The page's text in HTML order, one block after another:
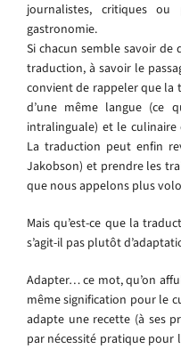
journalistes, critiques
gastronomie.
Si chacun semble savoir
traduction, à savoir le
convient de rappeler que la
d’une même langue (ce
intralinguale) et le
La traduction peut enfin
Jakobson) et prendre les
que nous appelons plus
Mais qu’est-ce que la
s’agit-il pas plutôt
Adapter… ce mot, qu’on
même signification pour le
adapte une recette (à ses
par nécessité pratique pour